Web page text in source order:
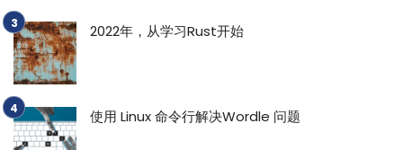
2022年，从学习Rust开始
使用 Linux 命令行解决Wordle 问题